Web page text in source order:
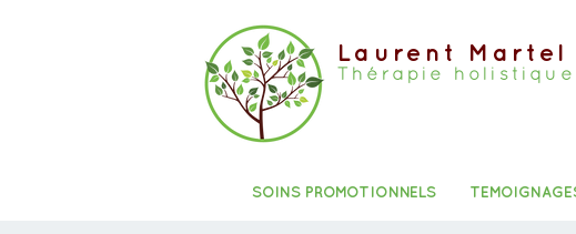
Laurent Martel
Thérapie holistique
SOINS PROMOTIONNELS